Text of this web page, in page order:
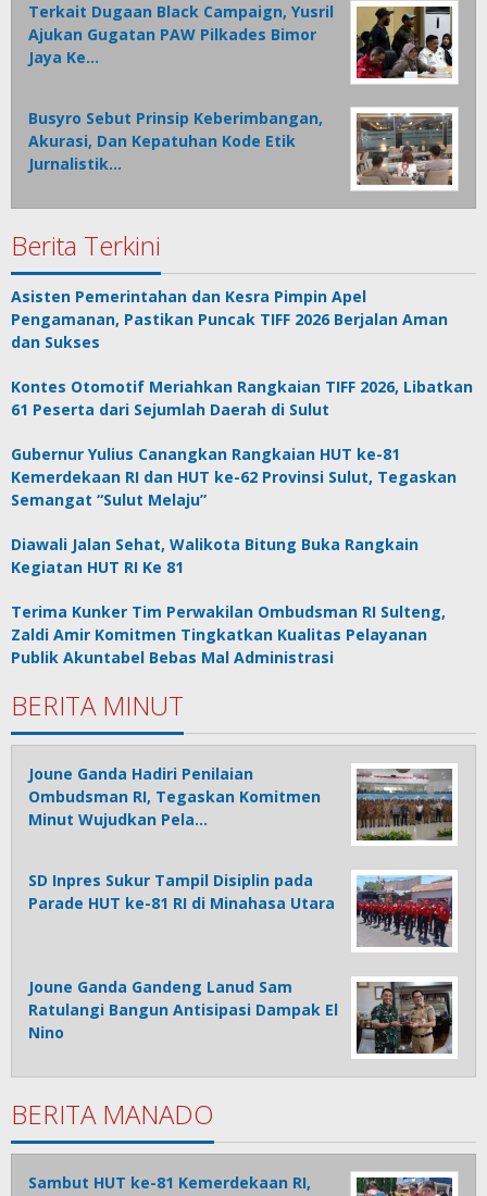
Terkait Dugaan Black Campaign, Yusril
Ajukan Gugatan PAW Pilkades Bimor
Jaya Ke…
Busyro Sebut Prinsip Keberimbangan,
Akurasi, Dan Kepatuhan Kode Etik
Jurnalistik…
Berita Terkini
Asisten Pemerintahan dan Kesra Pimpin Apel
Pengamanan, Pastikan Puncak TIFF 2026 Berjalan Aman
dan Sukses
Kontes Otomotif Meriahkan Rangkaian TIFF 2026, Libatkan
61 Peserta dari Sejumlah Daerah di Sulut
Gubernur Yulius Canangkan Rangkaian HUT ke-81
Kemerdekaan RI dan HUT ke-62 Provinsi Sulut, Tegaskan
Semangat “Sulut Melaju”
Diawali Jalan Sehat, Walikota Bitung Buka Rangkain
Kegiatan HUT RI Ke 81
Terima Kunker Tim Perwakilan Ombudsman RI Sulteng,
Zaldi Amir Komitmen Tingkatkan Kualitas Pelayanan
Publik Akuntabel Bebas Mal Administrasi
BERITA MINUT
Joune Ganda Hadiri Penilaian
Ombudsman RI, Tegaskan Komitmen
Minut Wujudkan Pela…
SD Inpres Sukur Tampil Disiplin pada
Parade HUT ke-81 RI di Minahasa Utara
Joune Ganda Gandeng Lanud Sam
Ratulangi Bangun Antisipasi Dampak El
Nino
BERITA MANADO
Sambut HUT ke-81 Kemerdekaan RI,